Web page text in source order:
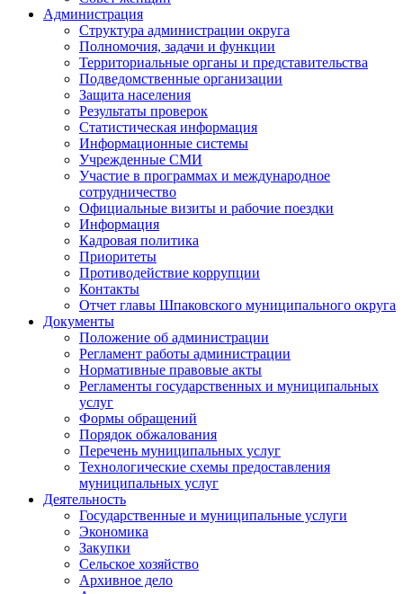
Администрация
Структура администрации округа
Полномочия, задачи и функции
Территориальные органы и представительства
Подведомственные организации
Защита населения
Результаты проверок
Статистическая информация
Информационные системы
Учрежденные СМИ
Участие в программах и международное
сотрудничество
Официальные визиты и рабочие поездки
Информация
Кадровая политика
Приоритеты
Противодействие коррупции
Контакты
Отчет главы Шпаковского муниципального округа
Документы
Положение об администрации
Регламент работы администрации
Нормативные правовые акты
Регламенты государственных и муниципальных
услуг
Формы обращений
Порядок обжалования
Перечень муниципальных услуг
Технологические схемы предоставления
муниципальных услуг
Деятельность
Государственные и муниципальные услуги
Экономика
Закупки
Сельское хозяйство
Архивное дело